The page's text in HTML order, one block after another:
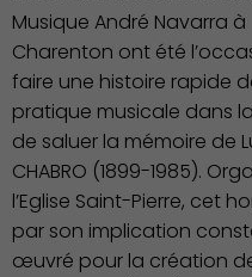
Emploi
Musique André Navarra à
Charenton ont été
faire une histoire rapide
pratique musicale dans
de saluer la mémoire de
CHABRO (1899-1985).
l’Eglise Saint-Pierre, cet
par son implication
œuvré pour la création